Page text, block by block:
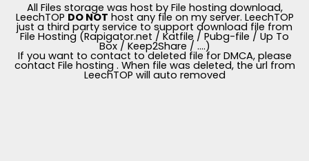
All Files storage was host by File hosting download,
LeechTOP DO NOT host any file on my server. LeechTOP
just a third party service to support download file from
File Hosting (Rapigator.net / Katfile / Pubg-file / Up To
Box / Keep2Share / ....)
If you want to contact to deleted file for DMCA, please
contact File hosting . When file was deleted, the url from
LeechTOP will auto removed